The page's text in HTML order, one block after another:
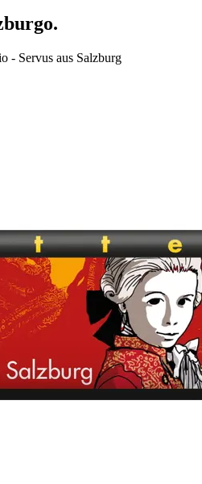
- Servus aus Salzburg